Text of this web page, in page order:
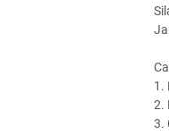
1.
2.
3.